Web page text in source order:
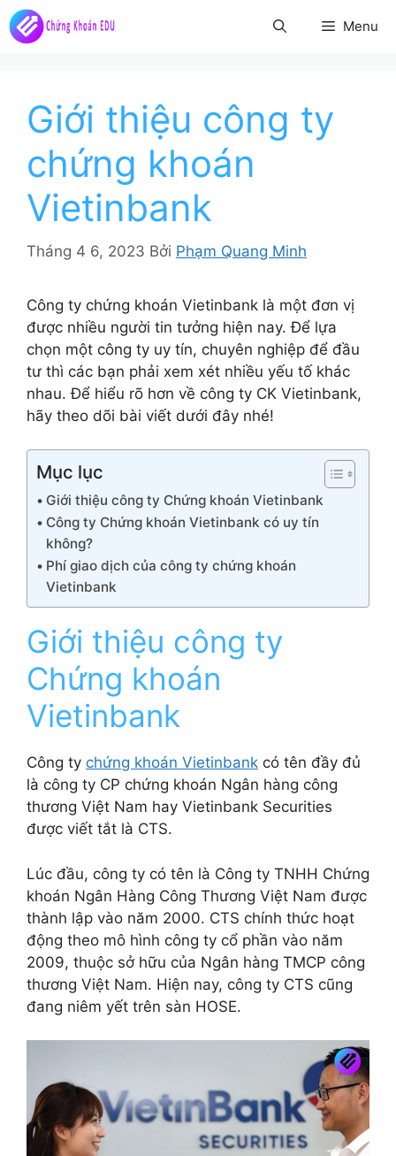
Chuyển
đến
Menu
Giới thiệu công ty
chứng khoán
Vietinbank
Tháng 4 6, 2023 Bởi Phạm Quang Minh
Công ty chứng khoán Vietinbank là một đơn vị
được nhiều người tin tưởng hiện nay. Để lựa
chọn một công ty uy tín, chuyên nghiệp để đầu
tư thì các bạn phải xem xét nhiều yếu tố khác
nhau. Để hiểu rõ hơn về công ty CK Vietinbank,
hãy theo dõi bài viết dưới đây nhé!
Mục lục
Giới thiệu công ty Chứng khoán Vietinbank
Công ty Chứng khoán Vietinbank có uy tín
không?
Phí giao dịch của công ty chứng khoán
Vietinbank
Giới thiệu công ty
Chứng khoán
Vietinbank
Công ty chứng khoán Vietinbank có tên đầy đủ
là công ty CP chứng khoán Ngân hàng công
thương Việt Nam hay Vietinbank Securities
được viết tắt là CTS.
Lúc đầu, công ty có tên là Công ty TNHH Chứng
khoán Ngân Hàng Công Thương Việt Nam được
thành lập vào năm 2000. CTS chính thức hoạt
động theo mô hình công ty cổ phần vào năm
2009, thuộc sở hữu của Ngân hàng TMCP công
thương Việt Nam. Hiện nay, công ty CTS cũng
đang niêm yết trên sàn HOSE.